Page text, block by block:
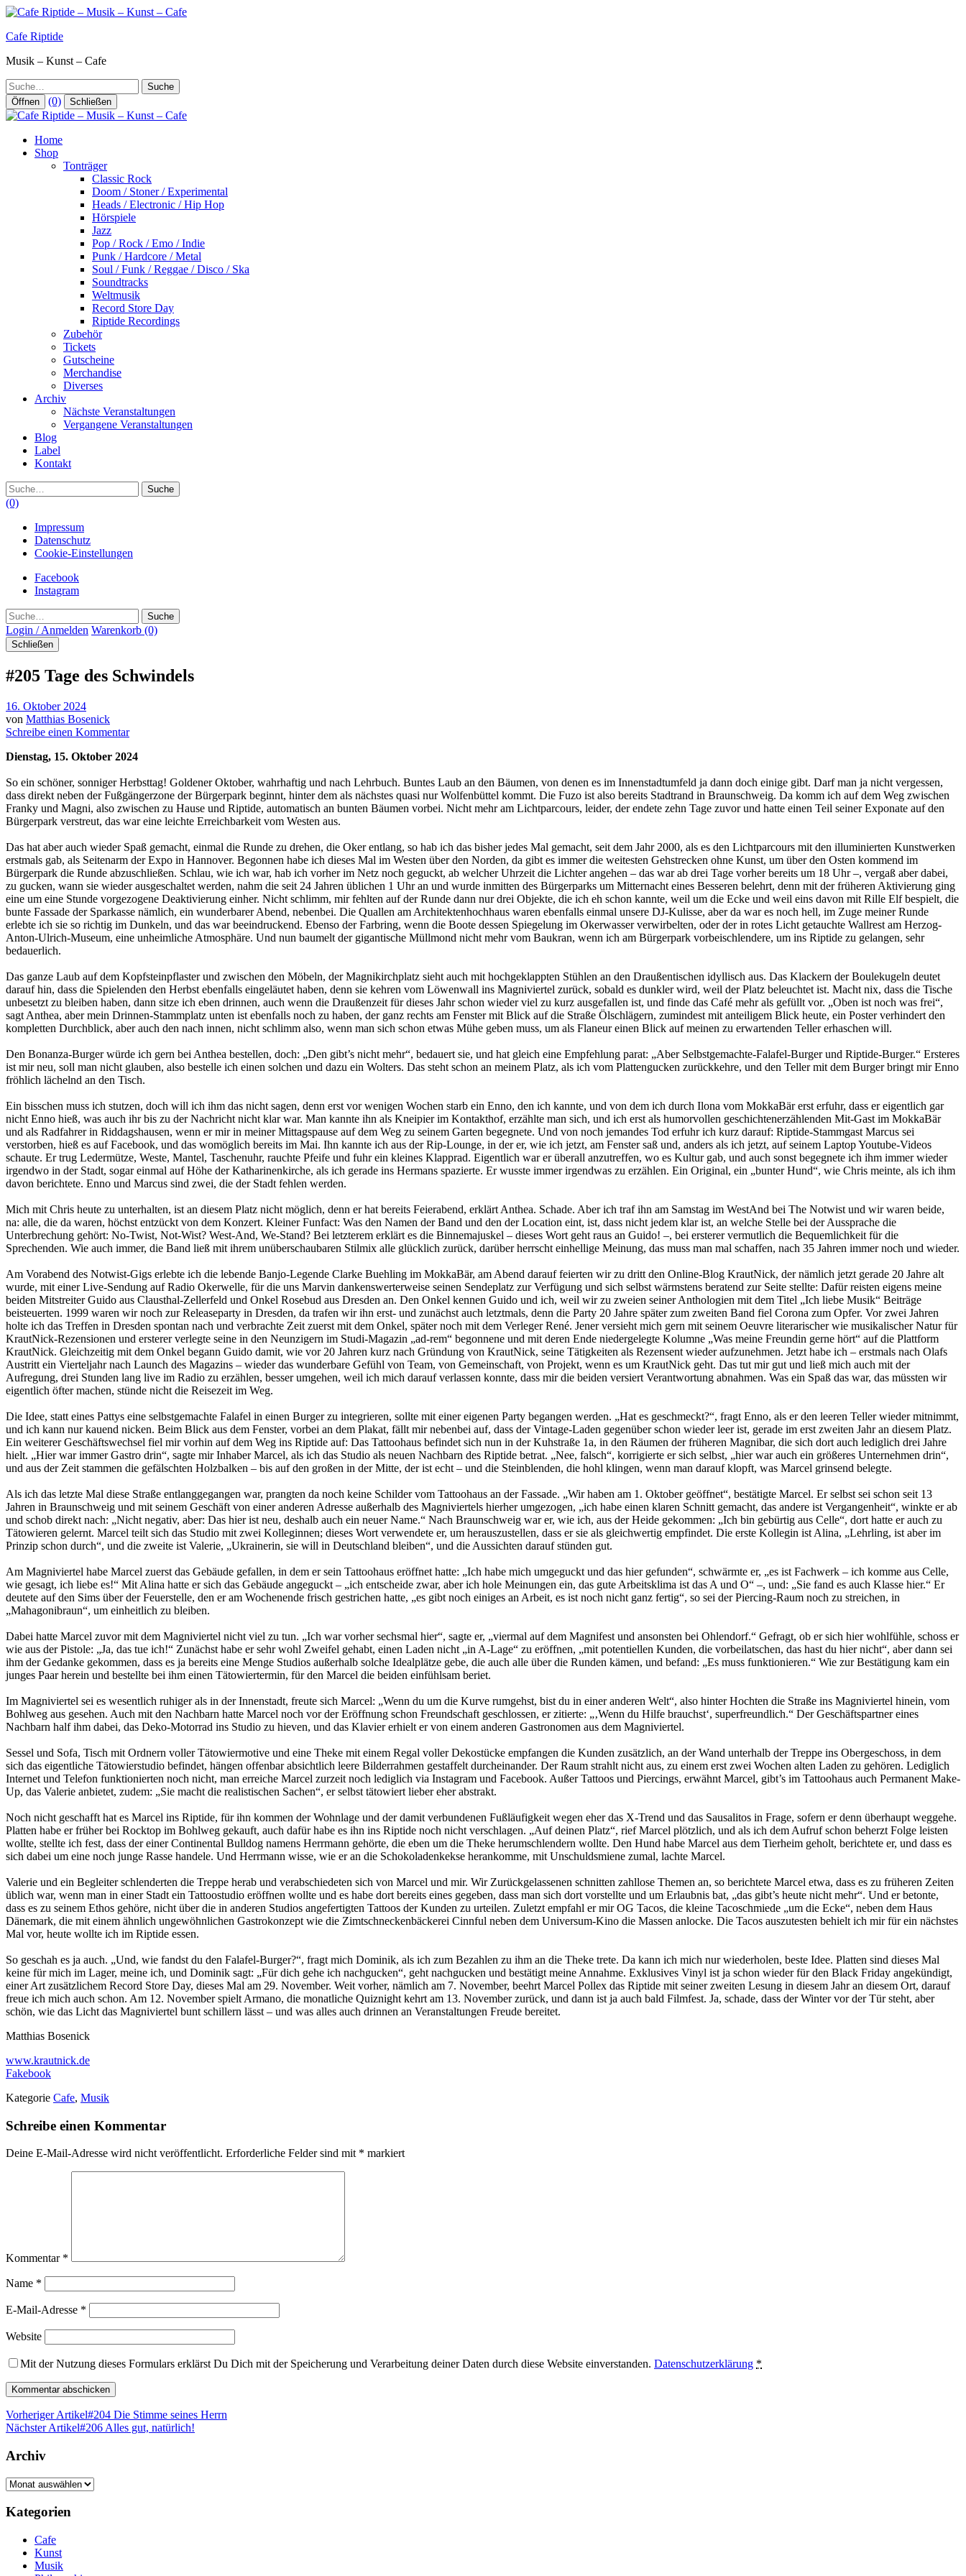
Zum
springen
Cafe Riptide
Musik – Kunst – Cafe
Suche
Öffnen (0) Schließen
Home
Shop
Tonträger
Classic Rock
Doom / Stoner / Experimental
Heads / Electronic / Hip Hop
Hörspiele
Jazz
Pop / Rock / Emo / Indie
Punk / Hardcore / Metal
Soul / Funk / Reggae / Disco / Ska
Soundtracks
Weltmusik
Record Store Day
Riptide Recordings
Zubehör
Tickets
Gutscheine
Merchandise
Diverses
Archiv
Nächste Veranstaltungen
Vergangene Veranstaltungen
Blog
Label
Kontakt
Suche
(0)
Impressum
Datenschutz
Cookie-Einstellungen
Facebook
Instagram
Suche
Login / Anmelden Warenkorb (0)
Schließen
#205 Tage des Schwindels
16. Oktober 2024
von Matthias Bosenick
Schreibe einen Kommentar
Dienstag, 15. Oktober 2024
So ein schöner, sonniger Herbsttag! Goldener Oktober, wahrhaftig und nach Lehrbuch. Buntes Laub an den Bäumen, von denen es im Innenstadtumfeld ja dann doch einige gibt. Darf man ja nicht vergessen,
dass direkt neben der Fußgängerzone der Bürgerpark beginnt, hinter dem als nächstes quasi nur Wolfenbüttel kommt. Die Fuzo ist also bereits Stadtrand in Braunschweig. Da komm ich auf dem Weg zwischen
Franky und Magni, also zwischen zu Hause und Riptide, automatisch an bunten Bäumen vorbei. Nicht mehr am Lichtparcours, leider, der endete zehn Tage zuvor und hatte einen Teil seiner Exponate auf den
Bürgerpark verstreut, das war eine leichte Erreichbarkeit vom Westen aus.
Das hat aber auch wieder Spaß gemacht, einmal die Runde zu drehen, die Oker entlang, so hab ich das bisher jedes Mal gemacht, seit dem Jahr 2000, als es den Lichtparcours mit den illuminierten Kunstwerken
erstmals gab, als Seitenarm der Expo in Hannover. Begonnen habe ich dieses Mal im Westen über den Norden, da gibt es immer die weitesten Gehstrecken ohne Kunst, um über den Osten kommend im
Bürgerpark die Runde abzuschließen. Schlau, wie ich war, hab ich vorher im Netz noch geguckt, ab welcher Uhrzeit die Lichter angehen – das war ab drei Tage vorher bereits um 18 Uhr –, vergaß aber dabei,
zu gucken, wann sie wieder ausgeschaltet werden, nahm die seit 24 Jahren üblichen 1 Uhr an und wurde inmitten des Bürgerparks um Mitternacht eines Besseren belehrt, denn mit der früheren Aktivierung ging
eine um eine Stunde vorgezogene Deaktivierung einher. Nicht schlimm, mir fehlten auf der Runde dann nur drei Objekte, die ich eh schon kannte, weil um die Ecke und weil eins davon mit Rille Elf bespielt, die
bunte Fassade der Sparkasse nämlich, ein wunderbarer Abend, nebenbei. Die Quallen am Architektenhochhaus waren ebenfalls einmal unsere DJ-Kulisse, aber da war es noch hell, im Zuge meiner Runde
erlebte ich sie so richtig im Dunkeln, und das war beeindruckend. Ebenso der Farbring, wenn die Boote dessen Spiegelung im Okerwasser verwirbelten, oder der in rotes Licht getauchte Wallrest am Herzog-
Anton-Ulrich-Museum, eine unheimliche Atmosphäre. Und nun baumelt der gigantische Müllmond nicht mehr vom Baukran, wenn ich am Bürgerpark vorbeischlendere, um ins Riptide zu gelangen, sehr
bedauerlich.
Das ganze Laub auf dem Kopfsteinpflaster und zwischen den Möbeln, der Magnikirchplatz sieht auch mit hochgeklappten Stühlen an den Draußentischen idyllisch aus. Das Klackern der Boulekugeln deutet
darauf hin, dass die Spielenden den Herbst ebenfalls eingeläutet haben, denn sie kehren vom Löwenwall ins Magniviertel zurück, sobald es dunkler wird, weil der Platz beleuchtet ist. Macht nix, dass die Tische
unbesetzt zu bleiben haben, dann sitze ich eben drinnen, auch wenn die Draußenzeit für dieses Jahr schon wieder viel zu kurz ausgefallen ist, und finde das Café mehr als gefüllt vor. „Oben ist noch was frei“,
sagt Anthea, aber mein Drinnen-Stammplatz unten ist ebenfalls noch zu haben, der ganz rechts am Fenster mit Blick auf die Straße Ölschlägern, zumindest mit anteiligem Blick heute, ein Poster verhindert den
kompletten Durchblick, aber auch den nach innen, nicht schlimm also, wenn man sich schon etwas Mühe geben muss, um als Flaneur einen Blick auf meinen zu erwartenden Teller erhaschen will.
Den Bonanza-Burger würde ich gern bei Anthea bestellen, doch: „Den gibt’s nicht mehr“, bedauert sie, und hat gleich eine Empfehlung parat: „Aber Selbstgemachte-Falafel-Burger und Riptide-Burger.“ Ersteres
ist mir neu, soll man nicht glauben, also bestelle ich einen solchen und dazu ein Wolters. Das steht schon an meinem Platz, als ich vom Plattengucken zurückkehre, und den Teller mit dem Burger bringt mir Enno
fröhlich lächelnd an den Tisch.
Ein bisschen muss ich stutzen, doch will ich ihm das nicht sagen, denn erst vor wenigen Wochen starb ein Enno, den ich kannte, und von dem ich durch Ilona vom MokkaBär erst erfuhr, dass er eigentlich gar
nicht Enno hieß, was auch ihr bis zu der Nachricht nicht klar war. Man kannte ihn als Kneipier im Kontakthof, erzählte man sich, und ich erst als humorvollen geschichtenerzählenden Mit-Gast im MokkaBär
und als Radfahrer in Riddagshausen, wenn er mir in meiner Mittagspause auf dem Weg zu seinem Garten begegnete. Und von noch jemandes Tod erfuhr ich kurz darauf: Riptide-Stammgast Marcus sei
verstorben, hieß es auf Facebook, und das womöglich bereits im Mai. Ihn kannte ich aus der Rip-Lounge, in der er, wie ich jetzt, am Fenster saß und, anders als ich jetzt, auf seinem Laptop Youtube-Videos
schaute. Er trug Ledermütze, Weste, Mantel, Taschenuhr, rauchte Pfeife und fuhr ein kleines Klapprad. Eigentlich war er überall anzutreffen, wo es Kultur gab, und auch sonst begegnete ich ihm immer wieder
irgendwo in der Stadt, sogar einmal auf Höhe der Katharinenkirche, als ich gerade ins Hermans spazierte. Er wusste immer irgendwas zu erzählen. Ein Original, ein „bunter Hund“, wie Chris meinte, als ich ihm
davon berichtete. Enno und Marcus sind zwei, die der Stadt fehlen werden.
Mich mit Chris heute zu unterhalten, ist an diesem Platz nicht möglich, denn er hat bereits Feierabend, erklärt Anthea. Schade. Aber ich traf ihn am Samstag im WestAnd bei The Notwist und wir waren beide,
na: alle, die da waren, höchst entzückt von dem Konzert. Kleiner Funfact: Was den Namen der Band und den der Location eint, ist, dass nicht jedem klar ist, an welche Stelle bei der Aussprache die
Unterbrechung gehört: No-Twist, Not-Wist? West-And, We-Stand? Bei letzterem erklärt es die Binnemajuskel – dieses Wort geht raus an Guido! –, bei ersterer vermutlich die Bequemlichkeit für die
Sprechenden. Wie auch immer, die Band ließ mit ihrem unüberschaubaren Stilmix alle glücklich zurück, darüber herrscht einhellige Meinung, das muss man mal schaffen, nach 35 Jahren immer noch und wieder.
Am Vorabend des Notwist-Gigs erlebte ich die lebende Banjo-Legende Clarke Buehling im MokkaBär, am Abend darauf feierten wir zu dritt den Online-Blog KrautNick, der nämlich jetzt gerade 20 Jahre alt
wurde, mit einer Live-Sendung auf Radio Okerwelle, für die uns Marvin dankenswerterweise seinen Sendeplatz zur Verfügung und sich selbst wärmstens beratend zur Seite stellte: Dafür reisten eigens meine
beiden Mitstreiter Guido aus Clausthal-Zellerfeld und Onkel Rosebud aus Dresden an. Den Onkel kennen Guido und ich, weil wir zu zweien seiner Anthologien mit dem Titel „Ich liebe Musik“ Beiträge
beisteuerten. 1999 waren wir noch zur Releaseparty in Dresden, da trafen wir ihn erst- und zunächst auch letztmals, denn die Party 20 Jahre später zum zweiten Band fiel Corona zum Opfer. Vor zwei Jahren
holte ich das Treffen in Dresden spontan nach und verbrachte Zeit zuerst mit dem Onkel, später noch mit dem Verleger René. Jener versieht mich gern mit seinem Oeuvre literarischer wie musikalischer Natur für
KrautNick-Rezensionen und ersterer verlegte seine in den Neunzigern im Studi-Magazin „ad-rem“ begonnene und mit deren Ende niedergelegte Kolumne „Was meine Freundin gerne hört“ auf die Plattform
KrautNick. Gleichzeitig mit dem Onkel begann Guido damit, wie vor 20 Jahren kurz nach Gründung von KrautNick, seine Tätigkeiten als Rezensent wieder aufzunehmen. Jetzt habe ich – erstmals nach Olafs
Austritt ein Vierteljahr nach Launch des Magazins – wieder das wunderbare Gefühl von Team, von Gemeinschaft, von Projekt, wenn es um KrautNick geht. Das tut mir gut und ließ mich auch mit der
Aufregung, drei Stunden lang live im Radio zu erzählen, besser umgehen, weil ich mich darauf verlassen konnte, dass mir die beiden versiert Verantwortung abnahmen. Was ein Spaß das war, das müssten wir
eigentlich öfter machen, stünde nicht die Reisezeit im Weg.
Die Idee, statt eines Pattys eine selbstgemachte Falafel in einen Burger zu integrieren, sollte mit einer eigenen Party begangen werden. „Hat es geschmeckt?“, fragt Enno, als er den leeren Teller wieder mitnimmt,
und ich kann nur kauend nicken. Beim Blick aus dem Fenster, vorbei an dem Plakat, fällt mir nebenbei auf, dass der Vintage-Laden gegenüber schon wieder leer ist, gerade im erst zweiten Jahr an diesem Platz.
Ein weiterer Geschäftswechsel fiel mir vorhin auf dem Weg ins Riptide auf: Das Tattoohaus befindet sich nun in der Kuhstraße 1a, in den Räumen der früheren Magnibar, die sich dort auch lediglich drei Jahre
hielt. „Hier war immer Gastro drin“, sagte mir Inhaber Marcel, als ich das Studio als neuen Nachbarn des Riptide betrat. „Nee, falsch“, korrigierte er sich selbst, „hier war auch ein größeres Unternehmen drin“,
und aus der Zeit stammen die gefälschten Holzbalken – bis auf den großen in der Mitte, der ist echt – und die Steinblenden, die hohl klingen, wenn man darauf klopft, was Marcel grinsend belegte.
Als ich das letzte Mal diese Straße entlanggegangen war, prangten da noch keine Schilder vom Tattoohaus an der Fassade. „Wir haben am 1. Oktober geöffnet“, bestätigte Marcel. Er selbst sei schon seit 13
Jahren in Braunschweig und mit seinem Geschäft von einer anderen Adresse außerhalb des Magniviertels hierher umgezogen, „ich habe einen klaren Schnitt gemacht, das andere ist Vergangenheit“, winkte er ab
und schob direkt nach: „Nicht negativ, aber: Das hier ist neu, deshalb auch ein neuer Name.“ Nach Braunschweig war er, wie ich, aus der Heide gekommen: „Ich bin gebürtig aus Celle“, dort hatte er auch zu
Tätowieren gelernt. Marcel teilt sich das Studio mit zwei Kolleginnen; dieses Wort verwendete er, um herauszustellen, dass er sie als gleichwertig empfindet. Die erste Kollegin ist Alina, „Lehrling, ist aber im
Prinzip schon durch“, und die zweite ist Valerie, „Ukrainerin, sie will in Deutschland bleiben“, und die Aussichten darauf stünden gut.
Am Magniviertel habe Marcel zuerst das Gebäude gefallen, in dem er sein Tattoohaus eröffnet hatte: „Ich habe mich umgeguckt und das hier gefunden“, schwärmte er, „es ist Fachwerk – ich komme aus Celle,
wie gesagt, ich liebe es!“ Mit Alina hatte er sich das Gebäude angeguckt – „ich entscheide zwar, aber ich hole Meinungen ein, das gute Arbeitsklima ist das A und O“ –, und: „Sie fand es auch Klasse hier.“ Er
deutete auf den Sims über der Feuerstelle, den er am Wochenende frisch gestrichen hatte, „es gibt noch einiges an Arbeit, es ist noch nicht ganz fertig“, so sei der Piercing-Raum noch zu streichen, in
„Mahagonibraun“, um einheitlich zu bleiben.
Dabei hatte Marcel zuvor mit dem Magniviertel nicht viel zu tun. „Ich war vorher sechsmal hier“, sagte er, „viermal auf dem Magnifest und ansonsten bei Ohlendorf.“ Gefragt, ob er sich hier wohlfühle, schoss er
wie aus der Pistole: „Ja, das tue ich!“ Zunächst habe er sehr wohl Zweifel gehabt, einen Laden nicht „in A-Lage“ zu eröffnen, „mit potentiellen Kunden, die vorbeilatschen, das hast du hier nicht“, aber dann sei
ihm der Gedanke gekommen, dass es ja bereits eine Menge Studios außerhalb solche Idealplätze gebe, die auch alle über die Runden kämen, und befand: „Es muss funktionieren.“ Wie zur Bestätigung kam ein
junges Paar herein und bestellte bei ihm einen Tätowiertermin, für den Marcel die beiden einfühlsam beriet.
Im Magniviertel sei es wesentlich ruhiger als in der Innenstadt, freute sich Marcel: „Wenn du um die Kurve rumgehst, bist du in einer anderen Welt“, also hinter Hochten die Straße ins Magniviertel hinein, vom
Bohlweg aus gesehen. Auch mit den Nachbarn hatte Marcel noch vor der Eröffnung schon Freundschaft geschlossen, er zitierte: „‚Wenn du Hilfe brauchst‘, superfreundlich.“ Der Geschäftspartner eines
Nachbarn half ihm dabei, das Deko-Motorrad ins Studio zu hieven, und das Klavier erhielt er von einem anderen Gastronomen aus dem Magniviertel.
Sessel und Sofa, Tisch mit Ordnern voller Tätowiermotive und eine Theke mit einem Regal voller Dekostücke empfangen die Kunden zusätzlich, an der Wand unterhalb der Treppe ins Obergeschoss, in dem
sich das eigentliche Tätowierstudio befindet, hängen offenbar absichtlich leere Bilderrahmen gestaffelt durcheinander. Der Raum strahlt nicht aus, zu einem erst zwei Wochen alten Laden zu gehören. Lediglich
Internet und Telefon funktionierten noch nicht, man erreiche Marcel zurzeit noch lediglich via Instagram und Facebook. Außer Tattoos und Piercings, erwähnt Marcel, gibt’s im Tattoohaus auch Permanent Make-
Up, das Valerie anbietet, zudem: „Sie macht die realistischen Sachen“, er selbst tätowiert lieber eher abstrakt.
Noch nicht geschafft hat es Marcel ins Riptide, für ihn kommen der Wohnlage und der damit verbundenen Fußläufigkeit wegen eher das X-Trend und das Sausalitos in Frage, sofern er denn überhaupt weggehe.
Platten habe er früher bei Rocktop im Bohlweg gekauft, auch dafür habe es ihn ins Riptide noch nicht verschlagen. „Auf deinen Platz“, rief Marcel plötzlich, und als ich dem Aufruf schon beherzt Folge leisten
wollte, stellte ich fest, dass der einer Continental Bulldog namens Herrmann gehörte, die eben um die Theke herumschlendern wollte. Den Hund habe Marcel aus dem Tierheim geholt, berichtete er, und dass es
sich dabei um eine noch junge Rasse handele. Und Herrmann wisse, wie er an die Schokoladenkekse herankomme, mit Unschuldsmiene zumal, lachte Marcel.
Valerie und ein Begleiter schlenderten die Treppe herab und verabschiedeten sich von Marcel und mir. Wir Zurückgelassenen schnitten zahllose Themen an, so berichtete Marcel etwa, dass es zu früheren Zeiten
üblich war, wenn man in einer Stadt ein Tattoostudio eröffnen wollte und es habe dort bereits eines gegeben, dass man sich dort vorstellte und um Erlaubnis bat, „das gibt’s heute nicht mehr“. Und er betonte,
dass es zu seinem Ethos gehöre, nicht über die in anderen Studios angefertigten Tattoos der Kunden zu urteilen. Zuletzt empfahl er mir OG Tacos, die kleine Tacoschmiede „um die Ecke“, neben dem Haus
Dänemark, die mit einem ähnlich ungewöhnlichen Gastrokonzept wie die Zimtschneckenbäckerei Cinnful neben dem Universum-Kino die Massen anlocke. Die Tacos auszutesten behielt ich mir für ein nächstes
Mal vor, heute wollte ich im Riptide essen.
So geschah es ja auch. „Und, wie fandst du den Falafel-Burger?“, fragt mich Dominik, als ich zum Bezahlen zu ihm an die Theke trete. Da kann ich mich nur wiederholen, beste Idee. Platten sind dieses Mal
keine für mich im Lager, meine ich, und Dominik sagt: „Für dich gehe ich nachgucken“, geht nachgucken und bestätigt meine Annahme. Exklusives Vinyl ist ja schon wieder für den Black Friday angekündigt,
einer Art zusätzlichem Record Store Day, dieses Mal am 29. November. Weit vorher, nämlich am 7. November, beehrt Marcel Pollex das Riptide mit seiner zweiten Lesung in diesem Jahr an diesem Ort, darauf
freue ich mich auch schon. Am 12. November spielt Armano, die monatliche Quiznight kehrt am 13. November zurück, und dann ist ja auch bald Filmfest. Ja, schade, dass der Winter vor der Tür steht, aber
schön, wie das Licht das Magniviertel bunt schillern lässt – und was alles auch drinnen an Veranstaltungen Freude bereitet.
Matthias Bosenick
www.krautnick.de
Fakebook
Kategorie Cafe, Musik
Schreibe einen Kommentar
Deine E-Mail-Adresse wird nicht veröffentlicht. Erforderliche Felder sind mit * markiert
Kommentar *
Name *
E-Mail-Adresse *
Website
Mit der Nutzung dieses Formulars erklärst Du Dich mit der Speicherung und Verarbeitung deiner Daten durch diese Website einverstanden. Datenschutzerklärung *
Vorheriger Artikel#204 Die Stimme seines Herrn
Nächster Artikel#206 Alles gut, natürlich!
Archiv
Archiv
Kategorien
Cafe
Kunst
Musik